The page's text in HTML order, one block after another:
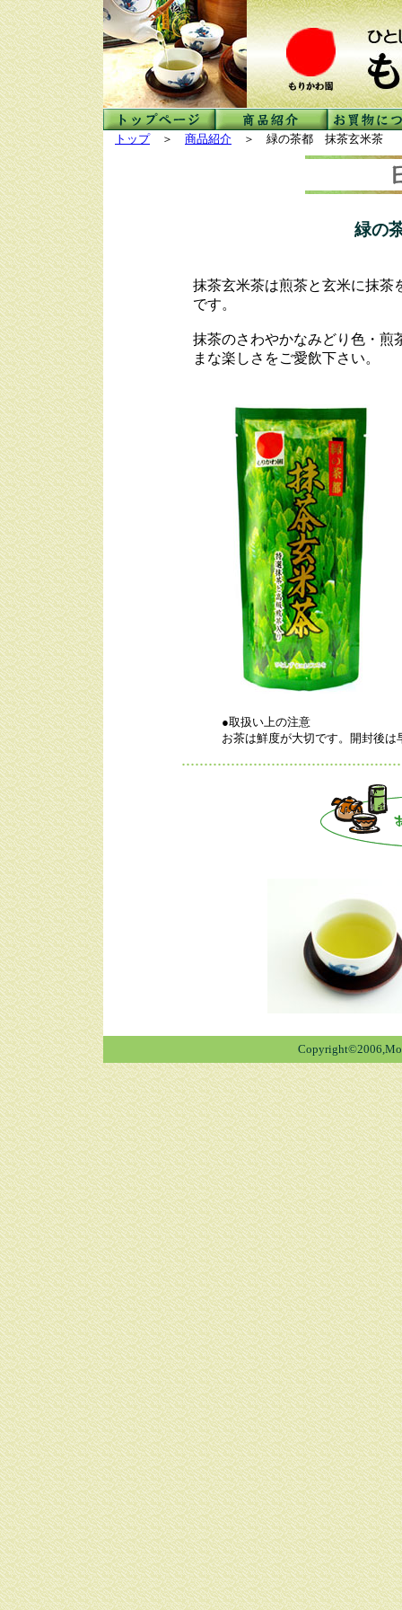
トップ＞ 商品紹介 ＞ 緑の茶都 抹茶玄米茶
緑の
抹茶玄米茶は煎茶と玄米に抹茶
です。
抹茶のさわやかなみどり色・煎
まな楽しさをご愛飲下さい。
●取扱い上の注意
お茶は鮮度が大切です。開封後